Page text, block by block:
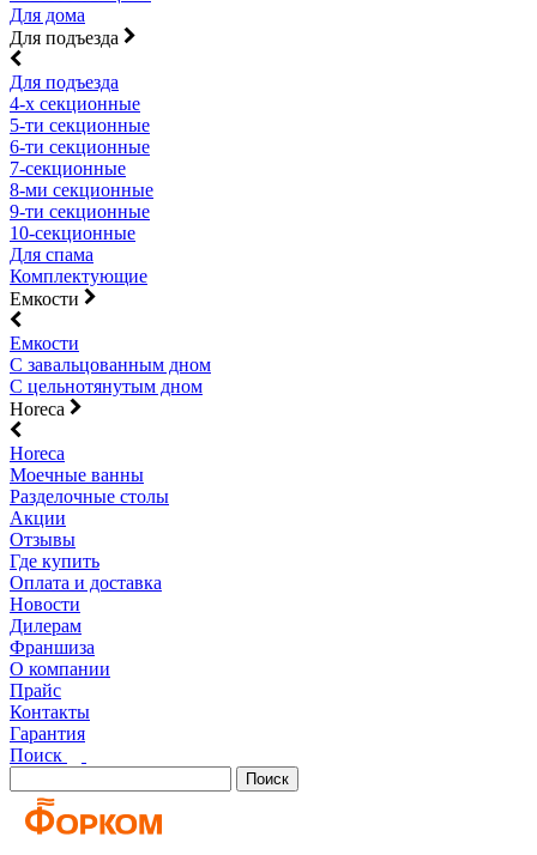
Для дома
Для подъезда
Для подъезда
4-х секционные
5-ти секционные
6-ти секционные
7-секционные
8-ми секционные
9-ти секционные
10-секционные
Для спама
Комплектующие
Емкости
Емкости
С завальцованным дном
С цельнотянутым дном
Horeca
Horeca
Моечные ванны
Разделочные столы
Акции
Отзывы
Где купить
Оплата и доставка
Новости
Дилерам
Франшиза
О компании
Прайс
Контакты
Гарантия
Поиск
Поиск